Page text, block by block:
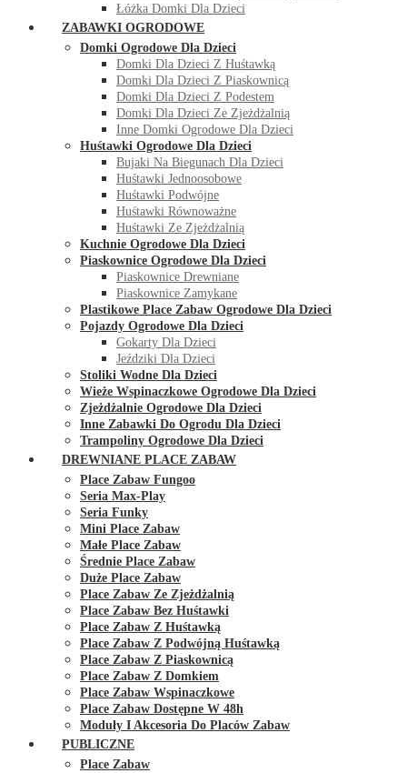
Łóżka Domki Dla Dzieci
ZABAWKI OGRODOWE
Domki Ogrodowe Dla Dzieci
Domki Dla Dzieci Z Huśtawką
Domki Dla Dzieci Z Piaskownicą
Domki Dla Dzieci Z Podestem
Domki Dla Dzieci Ze Zjeżdżalnią
Inne Domki Ogrodowe Dla Dzieci
Huśtawki Ogrodowe Dla Dzieci
Bujaki Na Biegunach Dla Dzieci
Huśtawki Jednoosobowe
Huśtawki Podwójne
Huśtawki Równoważne
Huśtawki Ze Zjeżdżalnią
Kuchnie Ogrodowe Dla Dzieci
Piaskownice Ogrodowe Dla Dzieci
Piaskownice Drewniane
Piaskownice Zamykane
Plastikowe Place Zabaw Ogrodowe Dla Dzieci
Pojazdy Ogrodowe Dla Dzieci
Gokarty Dla Dzieci
Jeździki Dla Dzieci
Stoliki Wodne Dla Dzieci
Wieże Wspinaczkowe Ogrodowe Dla Dzieci
Zjeżdżalnie Ogrodowe Dla Dzieci
Inne Zabawki Do Ogrodu Dla Dzieci
Trampoliny Ogrodowe Dla Dzieci
DREWNIANE PLACE ZABAW
Place Zabaw Fungoo
Seria Max-Play
Seria Funky
Mini Place Zabaw
Małe Place Zabaw
Średnie Place Zabaw
Duże Place Zabaw
Place Zabaw Ze Zjeżdżalnią
Place Zabaw Bez Huśtawki
Place Zabaw Z Huśtawką
Place Zabaw Z Podwójną Huśtawką
Place Zabaw Z Piaskownicą
Place Zabaw Z Domkiem
Place Zabaw Wspinaczkowe
Place Zabaw Dostępne W 48h
Moduły I Akcesoria Do Placów Zabaw
PUBLICZNE
Place Zabaw